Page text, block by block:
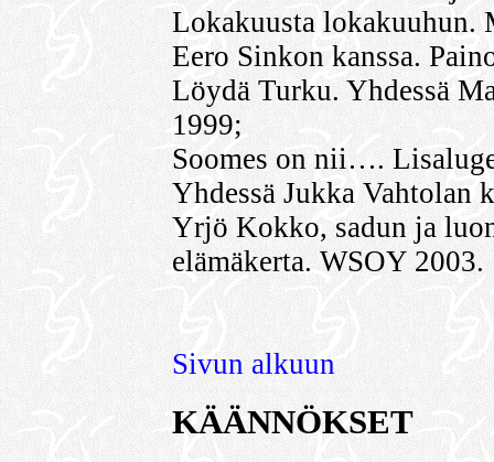
Lokakuusta lokakuuhun.
Eero Sinkon kanssa.
Löydä Turku. Yhdessä
1999;
Soomes on nii….
Yhdessä Jukka Vahtolan
Yrjö Kokko, sadun ja
elämäkerta. WSOY 2003.
Sivun alkuun
KÄÄNNÖKSET